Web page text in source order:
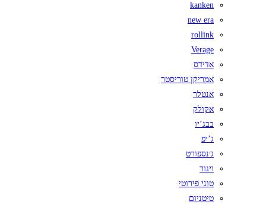
kanken
new era
rollink
Verage
אדידס
אמריקן טוריסטר
אנטלר
אקולק
בבג’יו
ג’יפ
ג׳נספורט
ויגור
טוני פירוטי
טיטניום